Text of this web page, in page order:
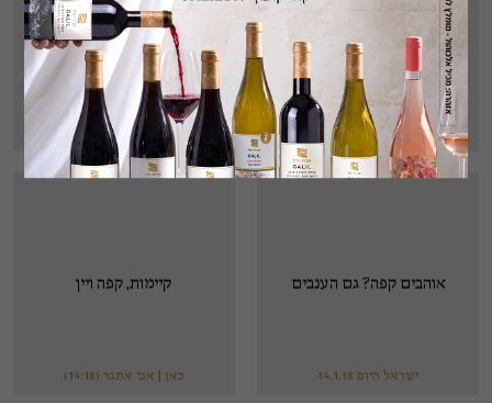
היינות שאתם חייבים בפסח
הזה
על היין | אפריל 2018
מיחזור וקיימות
מגזין G, ינואר 2018
אוהבים קפה? גם הענבים
ישראל היום 14.1.18
קיימות, קפה ויין
כאן | אבי אתגר (14:18)